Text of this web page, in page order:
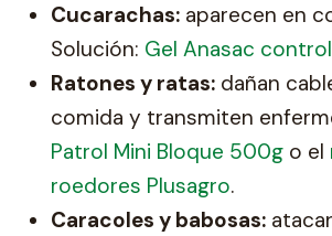
Cucarachas: aparecen en
Solución: Gel Anasac
Ratones y ratas: dañan
comida y transmiten
Patrol Mini Bloque 500g o el
roedores Plusagro.
Caracoles y babosas: